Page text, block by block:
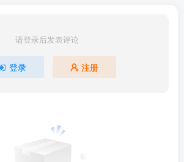
请登录后发表评论
登录 注册